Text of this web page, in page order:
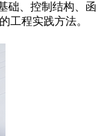
础、控制结构、函
工程实践方法。